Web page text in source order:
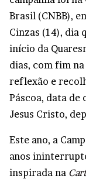
Brasil (CNBB),
Cinzas (14), dia
início da
dias, com fim
reflexão e
Páscoa, data
Jesus Cristo,
Este ano, a
anos
inspirada na